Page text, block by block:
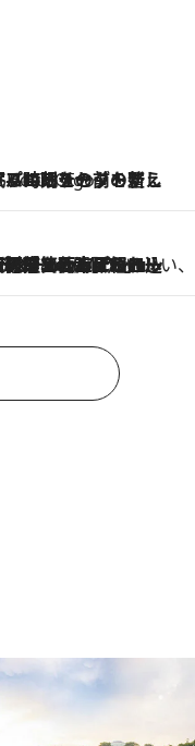
CHOICE
Hours Ago
——眠りの前を整える、バルミューダの新しいアプローチ
、おやつ紀行
で仕上げられる、料理を巧みに組み込んだアシェットデセールコース「ミチル アシェット デセール（Michiru assiette dessert）」